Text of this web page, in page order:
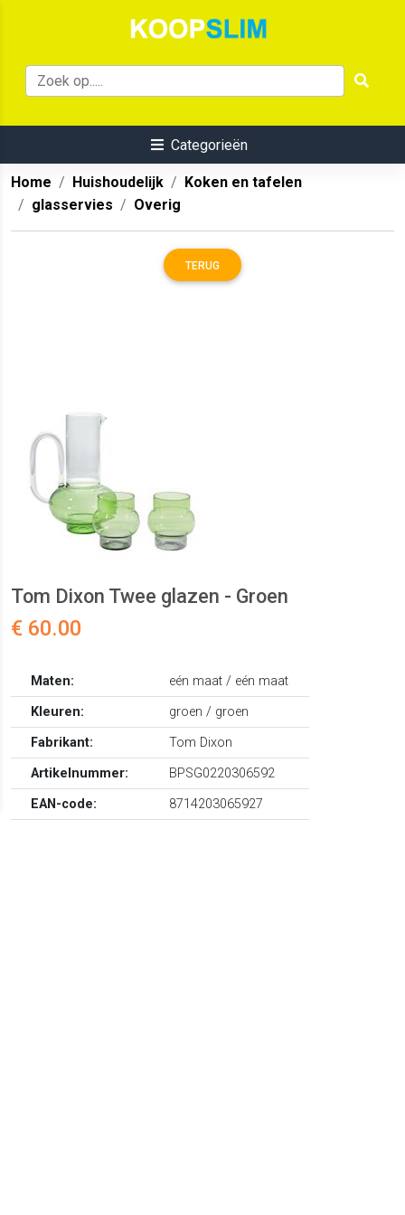
Categorieën
Home Huishoudelijk
Koken en tafelen
glasservies
Overig
TERUG
Tom Dixon Twee glazen - Groen
€ 60.00
Maten:
eén maat / eén maat
Kleuren:
groen / groen
Fabrikant:
Tom Dixon
Artikelnummer:
BPSG0220306592
EAN-code:
8714203065927